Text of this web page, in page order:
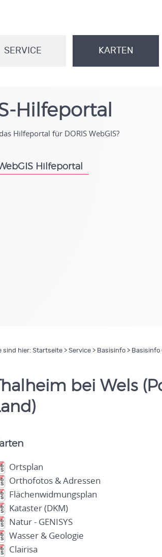
SERVICE KARTEN
Hilfeportal
Hilfeportal für DORIS WebGIS?
Hilfeportal
sind hier: Startseite> Service> Basisinfo> Basisinfo
bei Wels
Ortsplan
Orthofotos & Adressen
Flächenwidmungsplan
Kataster (DKM)
Natur - GENISYS
Wasser & Geologie
Clairisa